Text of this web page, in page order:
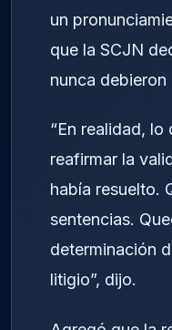
un
que la SCJN
nunca debieron
“En realidad, lo
reafirmar la
había resuelto.
sentencias.
determinación
litigio”, dijo.